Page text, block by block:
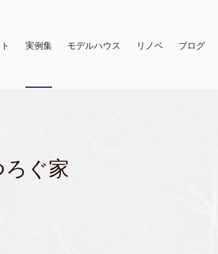
実例集 モデルハウス リノベ ブログ
ろぐ家